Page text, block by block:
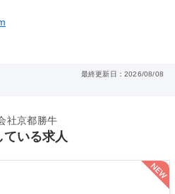
最終更新日：2026/08/08
社京都勝牛
ている求人